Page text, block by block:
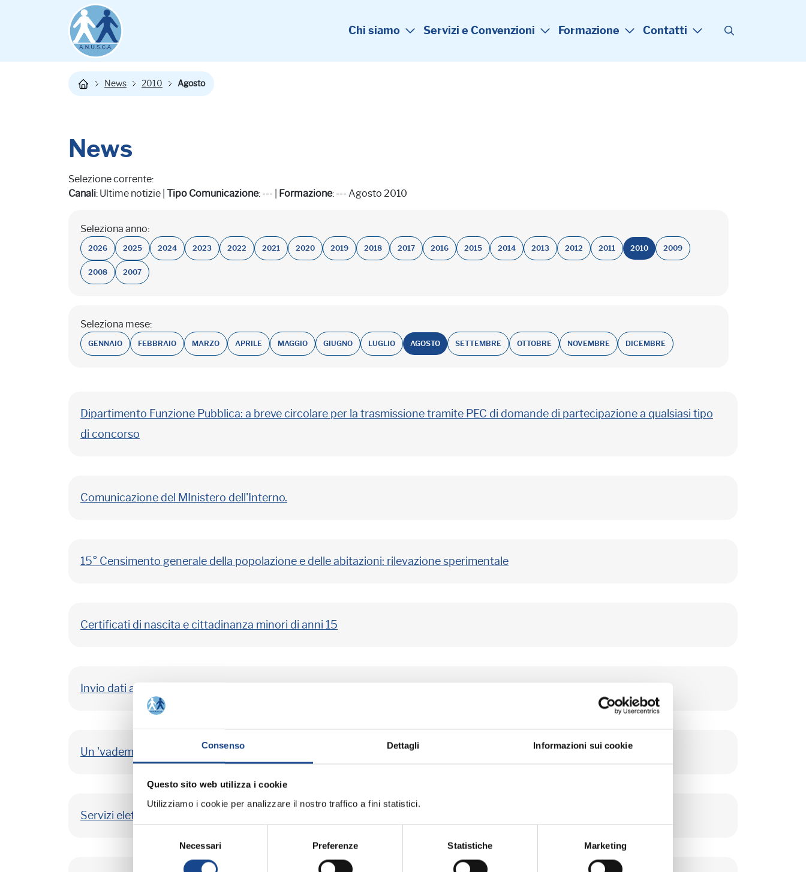
Consenso Dettagli Informazioni sui cookie
Questo sito web utilizza i cookie
Utilizziamo i cookie per analizzare il nostro traffico a fini statistici.
Necessari Preferenze Statistiche Marketing
Chi siamo Servizi e Convenzioni Formazione Contatti
News 2010 Agosto
News
Selezione corrente:
Canali: Ultime notizie | Tipo Comunicazione: --- | Formazione: --- Agosto 2010
Seleziona anno:
2026 2025 2024 2023 2022 2021 2020 2019 2018 2017 2016 2015 2014 2013 2012 2011 2010 2009
2008 2007
Seleziona mese:
GENNAIO FEBBRAIO MARZO APRILE MAGGIO GIUGNO LUGLIO AGOSTO SETTEMBRE OTTOBRE NOVEMBRE DICEMBRE
Dipartimento Funzione Pubblica: a breve circolare per la trasmissione tramite PEC di domande di partecipazione a qualsiasi tipo
di concorso
Comunicazione del MInistero dell'Interno.
15° Censimento generale della popolazione e delle abitazioni: rilevazione sperimentale
Certificati di nascita e cittadinanza minori di anni 15
Invio dati all'INPS tramite INA SAIA
Un 'vademecum' per misurare le performance pubbliche
Servizi elettorali, al via la ridefinizione dei collegi uninominali provinciali.